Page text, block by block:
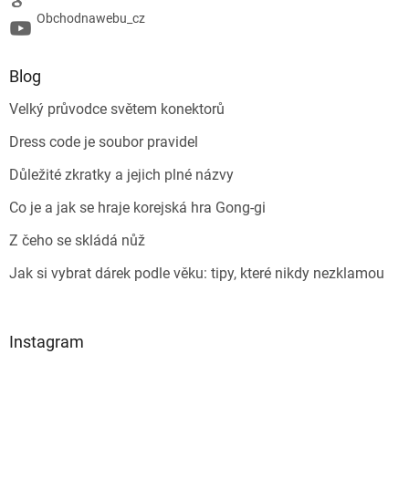
Obchodnawebu_cz
Blog
Velký průvodce světem konektorů
Dress code je soubor pravidel
Důležité zkratky a jejich plné názvy
Co je a jak se hraje korejská hra Gong-gi
Z čeho se skládá nůž
Jak si vybrat dárek podle věku: tipy, které nikdy nezklamou
Instagram